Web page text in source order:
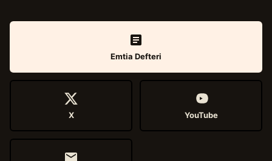
Emtia Defteri
X YouTube